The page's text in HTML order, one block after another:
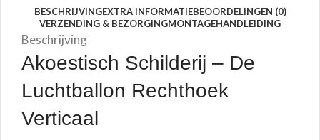
BESCHRIJVINGEXTRA INFORMATIEBEOORDELINGEN (0)
VERZENDING & BEZORGINGMONTAGEHANDLEIDING
Beschrijving
Akoestisch Schilderij – De
Luchtballon Rechthoek
Verticaal